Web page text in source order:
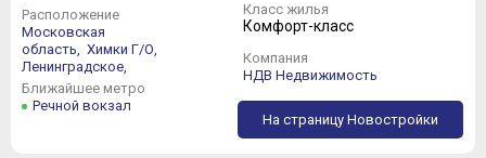
Расположение
Московская
область, Химки Г/О,
Ленинградское,
Ближайшее метро
Речной вокзал
Класс жилья
Комфорт-класс
Компания
НДВ Недвижимость
На страницу Новостройки